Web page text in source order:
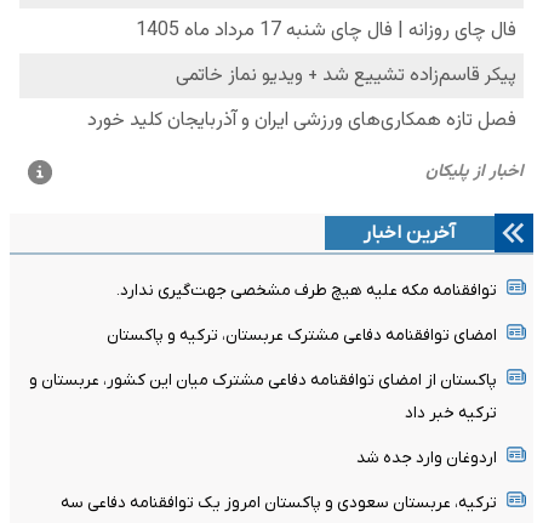
آخرین اخبار
توافقنامه مکه علیه هیچ طرف مشخصی جهت‌گیری ندارد.
امضای توافقنامه دفاعی مشترک عربستان، ترکیه و پاکستان
پاکستان از امضای توافقنامه دفاعی مشترک میان این کشور، عربستان و
ترکیه خبر داد
اردوغان وارد جده شد
ترکیه، عربستان سعودی و پاکستان امروز یک توافقنامه دفاعی سه